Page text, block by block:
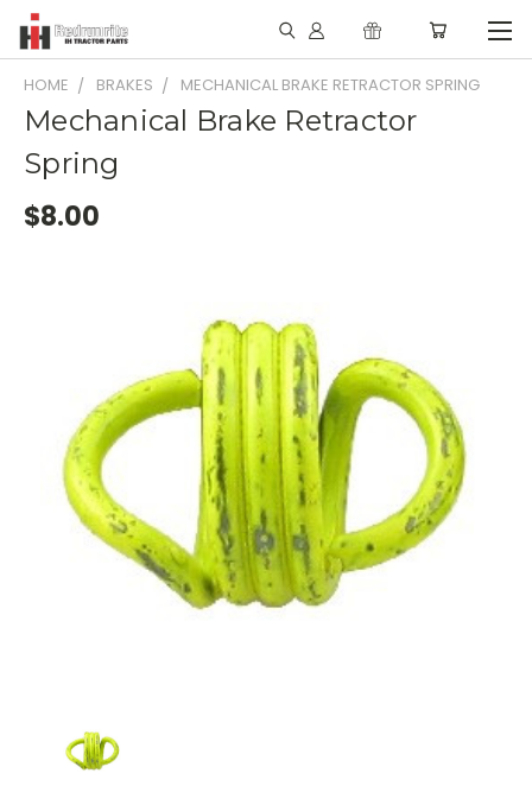
HOME BRAKES MECHANICAL BRAKE RETRACTOR SPRING
Mechanical Brake Retractor
Spring
$8.00